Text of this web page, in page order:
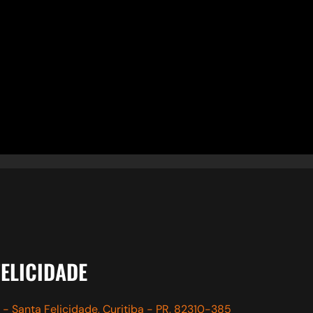
- Santa Felicidade, Curitiba - PR, 82310-385